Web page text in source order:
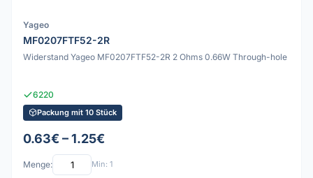
Yageo
MF0207FTF52-2R
Widerstand Yageo MF0207FTF52-2R 2 Ohms 0.66W Through-hole
6220
Packung mit 10 Stück
0.63€ – 1.25€
Menge: Min: 1